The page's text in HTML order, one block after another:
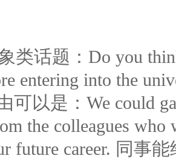
类话题：Do you
entering into the
可以是：We could
the colleagues who
future career. 同事